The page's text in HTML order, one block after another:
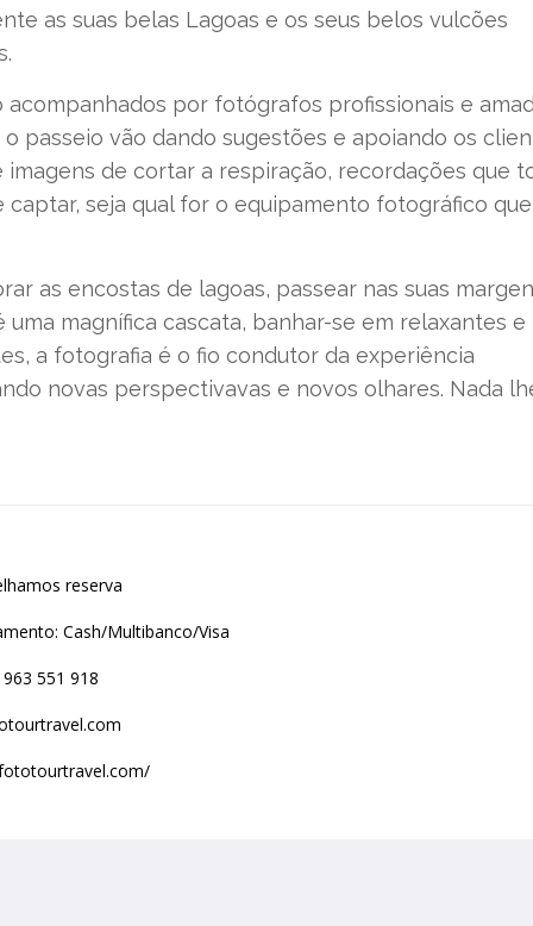
as suas belas Lagoas e os seus belos vulcões
acompanhados por fotógrafos profissionais e
passeio vão dando sugestões e apoiando os
imagens de cortar a respiração, recordações que
captar, seja qual for o equipamento fotográfico que
as encostas de lagoas, passear nas suas
uma magnífica cascata, banhar-se em relaxantes e
a fotografia é o fio condutor da experiência
novas perspectivavas e novos olhares. Nada
reserva
Cash/Multibanco/Visa
551 918